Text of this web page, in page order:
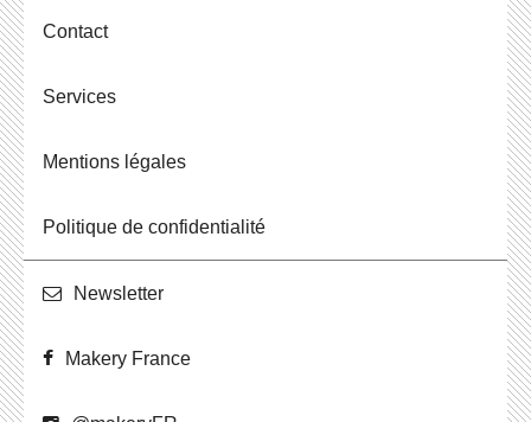
Contact
Ser­vices
Men­tions légales
Po­li­tique de confidentialité
News­let­ter
Makery France